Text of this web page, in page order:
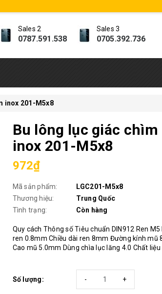
Sales 2
0787.591.538
Sales 3
0705.392.736
inox 201-M5x8
Bu lông lục giác chìm
inox 201-M5x8
972₫
Mã sản phẩm:
LGC201-M5x8
Thương hiệu:
Trung Quốc
Tình trạng:
Còn hàng
Quy cách Thông số Tiêu chuẩn DIN912 Ren M5
ren 0.8mm Chiều dài ren 8mm Đường kính mũ
Cao mũ 5.0mm Dùng chìa lục lăng 4.0 Chất liệu
Số lượng: +
-